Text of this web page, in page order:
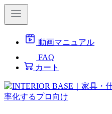
動画マニュアル
FAQ
カート